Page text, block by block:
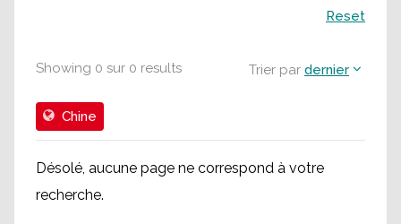
Showing 0 sur 0 results Trier par dernier
Chine
Désolé, aucune page ne correspond à votre
recherche.
Reset